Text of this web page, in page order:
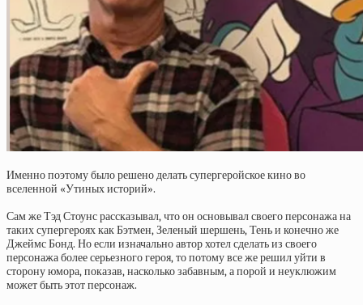
Именно поэтому было решено делать супергеройское кино во
вселенной «Утиных историй».
Сам же Тэд Стоунс рассказывал, что он основывал своего персонажа на
таких супергероях как Бэтмен, Зеленый шершень, Тень и конечно же
Джеймс Бонд. Но если изначально автор хотел сделать из своего
персонажа более серьезного героя, то потому все же решил уйти в
сторону юмора, показав, насколько забавным, а порой и неуклюжим
может быть этот персонаж.